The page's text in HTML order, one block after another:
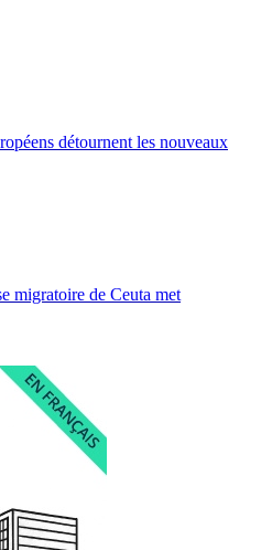
détournent les nouveaux
migratoire de Ceuta met